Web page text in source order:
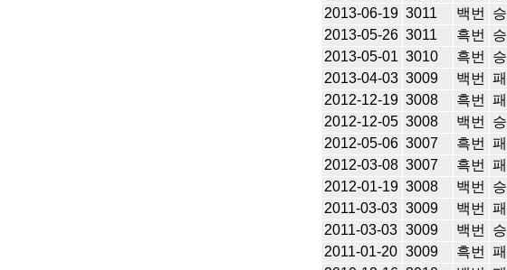
2013-06-19 3011 백번 승
2013-05-26 3011 흑번 승
2013-05-01 3010 흑번 승
2013-04-03 3009 백번 패
2012-12-19 3008 흑번 패
2012-12-05 3008 백번 승
2012-05-06 3007 흑번 패
2012-03-08 3007 흑번 패
2012-01-19 3008 백번 승
2011-03-03 3009 백번 패
2011-03-03 3009 백번 승
2011-01-20 3009 흑번 패